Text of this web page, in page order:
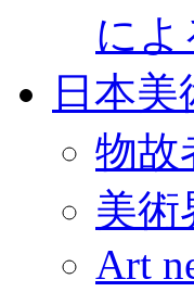
によ
日本
物故
美術
Art